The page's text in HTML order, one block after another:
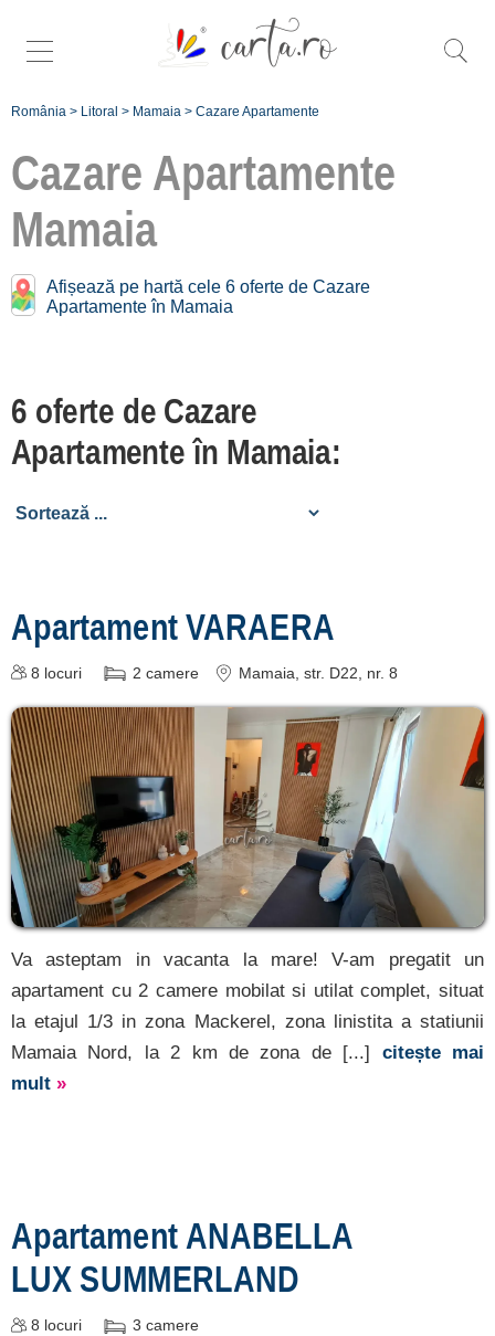
România > Litoral > Mamaia > Cazare Apartamente
Cazare Apartamente
Mamaia
Afișează pe hartă cele 6 oferte de Cazare
Apartamente în Mamaia
6 oferte de Cazare
Apartamente în Mamaia:
Apartament VARAERA
8 locuri 2 camere Mamaia , str. D22, nr. 8
Va asteptam in vacanta la mare! V-am pregatit un
apartament cu 2 camere mobilat si utilat complet, situat
la etajul 1/3 in zona Mackerel, zona linistita a statiunii
Mamaia Nord, la 2 km de zona de [...] citește mai
mult »
Apartament ANABELLA
LUX SUMMERLAND
8 locuri 3 camere
Apartamente în apropiere
Constanța
[1 oferte la 8.5 km]
Eforie Nord
Mangalia
Înscrie o unitate
de cazare
despre C A R T A ®
termeni și condiții
contact
login